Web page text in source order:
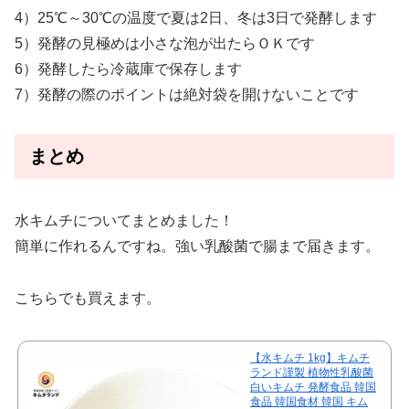
4）25℃～30℃の温度で夏は2日、冬は3日で発酵します
5）発酵の見極めは小さな泡が出たらＯＫです
6）発酵したら冷蔵庫で保存します
7）発酵の際のポイントは絶対袋を開けないことです
まとめ
水キムチについてまとめました！
簡単に作れるんですね。強い乳酸菌で腸まで届きます。
こちらでも買えます。
【水キムチ 1kg】キムチ
ランド謹製 植物性乳酸菌
白いキムチ 発酵食品 韓国
食品 韓国食材 韓国 キム